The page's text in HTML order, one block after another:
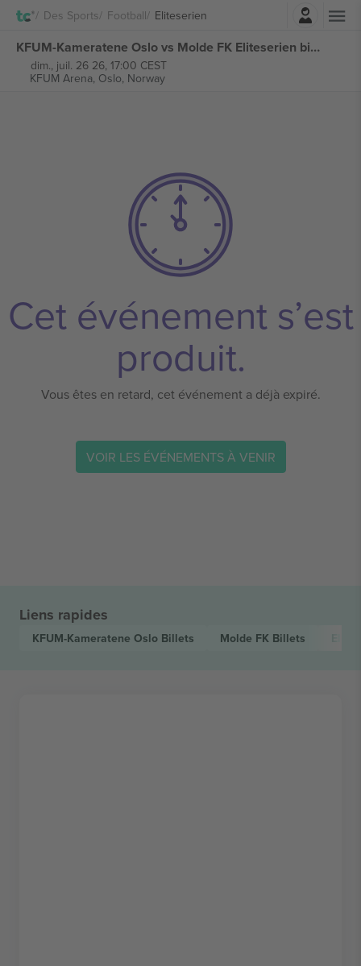
Des Sports Football EliteserienConnexion
KFUM-Kameratene Oslo vs Molde FK Eliteserien billets
dim., juil. 26 26, 17:00 CEST
KFUM Arena, Oslo, Norway
Cet événement s’est
produit.
Vous êtes en retard, cet événement a déjà expiré.
VOIR LES ÉVÉNEMENTS À VENIR
Liens rapides
KFUM-Kameratene Oslo Billets Molde FK Billets